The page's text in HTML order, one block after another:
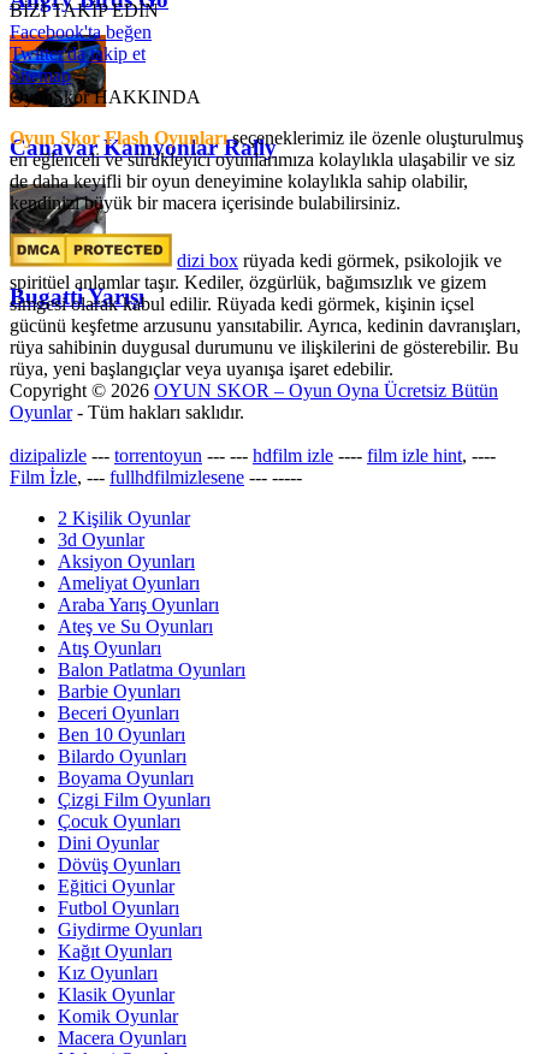
Canavar Kamyonlar Rally
Bugatti Yarışı
BİZİ TAKİP EDİN
Facebook'ta beğen
Twitter'da takip et
Sitemap
OyunSkor HAKKINDA
Oyun Skor Flash Oyunlarıseçeneklerimiz ile özenle oluşturulmuş
en eğlenceli ve sürükleyici oyunlarımıza kolaylıkla ulaşabilir ve siz
de daha keyifli bir oyun deneyimine kolaylıkla sahip olabilir,
kendinizi büyük bir macera içerisinde bulabilirsiniz.
dizi box rüyada kedi görmek​, psikolojik ve
spiritüel anlamlar taşır. Kediler, özgürlük, bağımsızlık ve gizem
simgesi olarak kabul edilir. Rüyada kedi görmek, kişinin içsel
gücünü keşfetme arzusunu yansıtabilir. Ayrıca, kedinin davranışları,
rüya sahibinin duygusal durumunu ve ilişkilerini de gösterebilir. Bu
rüya, yeni başlangıçlar veya uyanışa işaret edebilir.
Copyright © 2026 OYUN SKOR – Oyun Oyna Ücretsiz Bütün
Oyunlar- Tüm hakları saklıdır.
dizipalizle --- torrentoyun --- --- hdfilm izle ---- film izle hint, ----
Film İzle, --- fullhdfilmizlesene --- -----
2 Kişilik Oyunlar
3d Oyunlar
Aksiyon Oyunları
Ameliyat Oyunları
Araba Yarış Oyunları
Ateş ve Su Oyunları
Atış Oyunları
Balon Patlatma Oyunları
Barbie Oyunları
Beceri Oyunları
Ben 10 Oyunları
Bilardo Oyunları
Boyama Oyunları
Çizgi Film Oyunları
Çocuk Oyunları
Dini Oyunlar
Dövüş Oyunları
Eğitici Oyunlar
Futbol Oyunları
Giydirme Oyunları
Kağıt Oyunları
Kız Oyunları
Klasik Oyunlar
Komik Oyunlar
Macera Oyunları